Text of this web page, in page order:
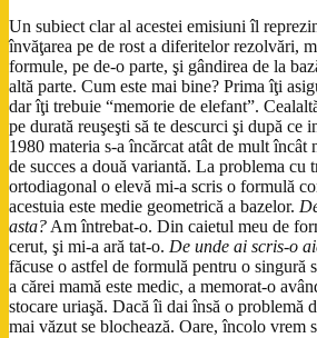
Un subiect clar al acestei emisiuni îl
învăţarea pe de rost a diferitelor rezolvări,
formule, pe de-o parte, şi gândirea de la
altă parte. Cum este mai bine? Prima îţi
dar îţi trebuie “memorie de elefant”.
pe durată reuşeşti să te descurci şi după ce
1980 materia s-a încărcat atât de mult încât
de succes a două variantă. La problema cu
ortodiagonal o elevă mi-a scris o formulă
acestuia este medie geometrică a bazelor.
asta? Am întrebat-o. Din caietul meu de
cerut, şi mi-a ară tat-o. De unde ai scris-o
făcuse o astfel de formulă pentru o singură
a cărei mamă este medic, a memorat-o
stocare uriaşă. Dacă îi dai însă o problemă
mai văzut se blochează. Oare, încolo vrem